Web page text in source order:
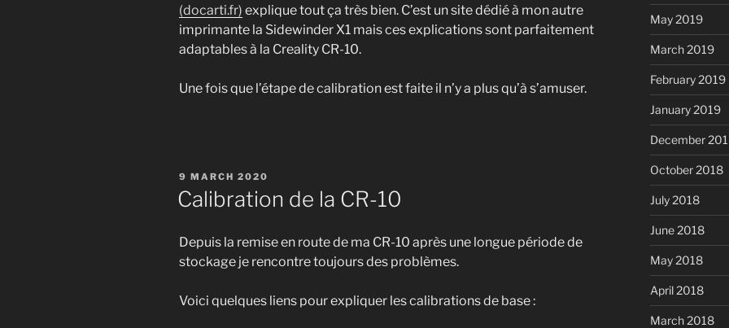
(docarti.fr) explique tout ça très bien. C’est un site dédié à mon autre
imprimante la Sidewinder X1 mais ces explications sont parfaitement
adaptables à la Creality CR-10.
Une fois que l’étape de calibration est faite il n’y a plus qu’à s’amuser.
POSTED
ON
9 MARCH 2020
Calibration de la CR-10
Depuis la remise en route de ma CR-10 après une longue période de
stockage je rencontre toujours des problèmes.
Voici quelques liens pour expliquer les calibrations de base :
May 2019
March 2019
February 2019
January 2019
December
October 2018
July 2018
June 2018
May 2018
April 2018
March 2018